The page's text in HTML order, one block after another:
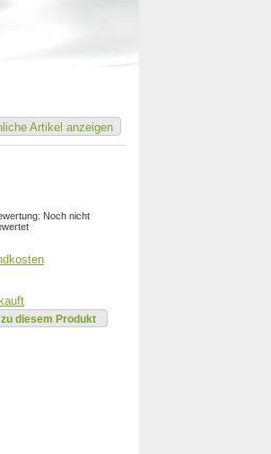
Artikel anzeigen
Noch nicht
diesem Produkt